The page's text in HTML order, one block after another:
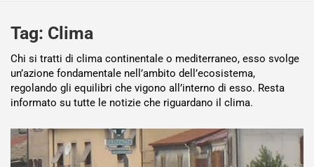
Tag: Clima
Chi si tratti di clima continentale o mediterraneo, esso svolge
un’azione fondamentale nell’ambito dell’ecosistema,
regolando gli equilibri che vigono all’interno di esso. Resta
informato su tutte le notizie che riguardano il clima.